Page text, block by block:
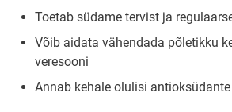
Toetab südame tervist ja
Võib aidata vähendada põletikku
veresooni
Annab kehale olulisi